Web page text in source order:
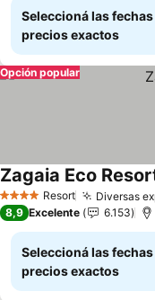
Seleccioná las
precios exactos
Opción popular
4 EstrellasResort Diversas
Zagaia Eco
8,9 Excelente 6.153
Seleccioná las
precios exactos